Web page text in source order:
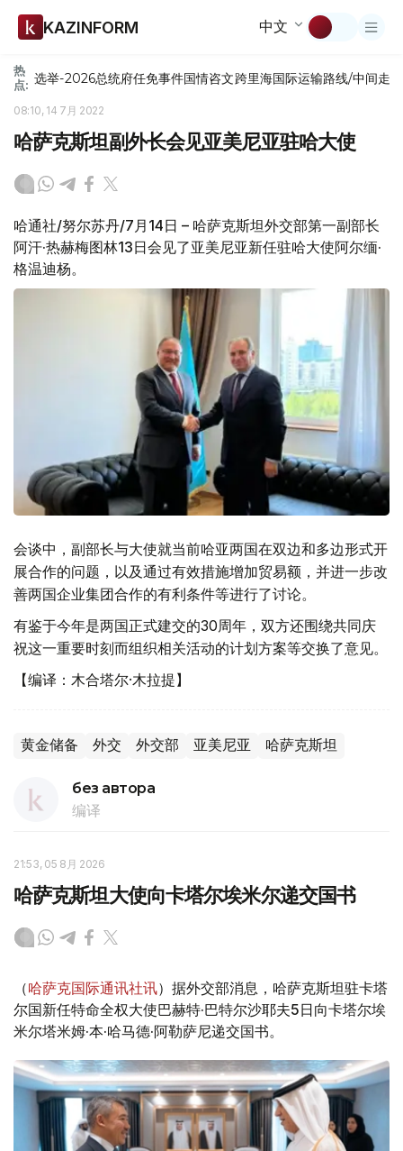
KAZINFORM 中文
热
点: 选举-2026总统府任免事件国情咨文跨里海国际运输路线/中间走廊
08:10, 14 7月 2022
哈萨克斯坦副外长会见亚美尼亚驻哈大使
哈通社/努尔苏丹/7月14日 – 哈萨克斯坦外交部第一副部长
阿汗·热赫梅图林13日会见了亚美尼亚新任驻哈大使阿尔缅·
格温迪杨。
会谈中，副部长与大使就当前哈亚两国在双边和多边形式开
展合作的问题，以及通过有效措施增加贸易额，并进一步改
善两国企业集团合作的有利条件等进行了讨论。
有鉴于今年是两国正式建交的30周年，双方还围绕共同庆
祝这一重要时刻而组织相关活动的计划方案等交换了意见。
【编译：木合塔尔·木拉提】
黄金储备 外交 外交部 亚美尼亚 哈萨克斯坦
без автора
编译
21:53, 05 8月 2026
哈萨克斯坦大使向卡塔尔埃米尔递交国书
（哈萨克国际通讯社讯）据外交部消息，哈萨克斯坦驻卡塔
尔国新任特命全权大使巴赫特·巴特尔沙耶夫5日向卡塔尔埃
米尔塔米姆·本·哈马德·阿勒萨尼递交国书。